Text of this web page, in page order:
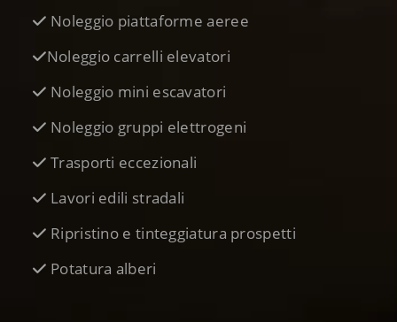
Noleggio piattaforme aeree
Noleggio carrelli elevatori
Noleggio mini escavatori
Noleggio gruppi elettrogeni
Trasporti eccezionali
Lavori edili stradali
Ripristino e tinteggiatura prospetti
Potatura alberi